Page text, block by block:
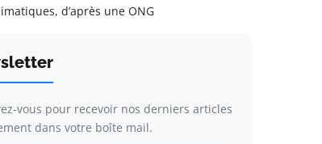
d’après une ONG
vous pour recevoir nos derniers articles
dans votre boîte mail.